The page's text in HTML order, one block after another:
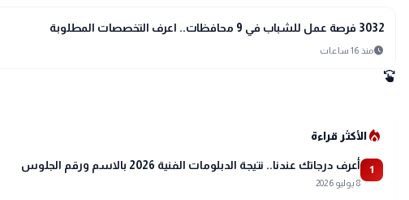
public
الأخبار المحلية
3032 فرصة عمل للشباب في 9 محافظات.. اعرف التخصصات المطلوبة
scheduleمنذ 16 ساعات
swipe
local_fire_departmentالأكثر قراءة
1 أعرف درجاتك عندنا.. نتيجة الدبلومات الفنية 2026 بالاسم ورقم الجلوس
8 يوليو 2026